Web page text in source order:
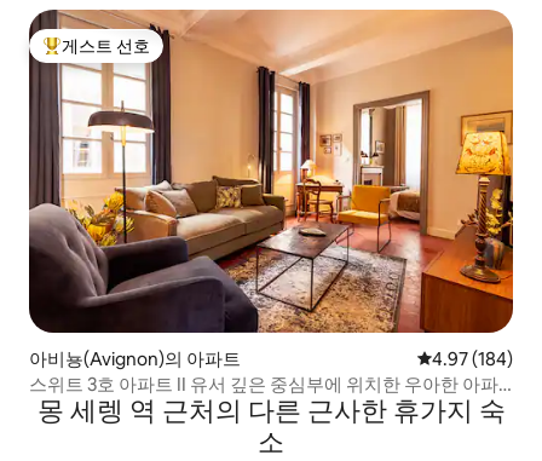
상위 게스트 선호
게스트 선호
아비뇽(Avignon)의 아파트 평점 4.97점(5
4.97 (184)
스위트 3호 아파트 II 유서 깊은 중심부에 위치한 우아한 아파
트
몽 세렝 역 근처의 다른 근사한 휴가지 숙
소